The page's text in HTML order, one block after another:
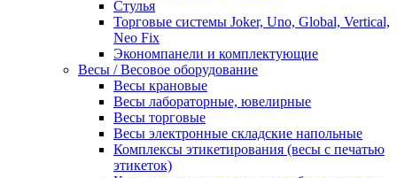
Стулья
Торговые системы Joker, Uno, Global, Vertical,
Neo Fix
Экономпанели и комплектующие
Весы / Весовое оборудование
Весы крановые
Весы лабораторные, ювелирные
Весы торговые
Весы электронные складские напольные
Комплексы этикетирования (весы с печатью
этикеток)